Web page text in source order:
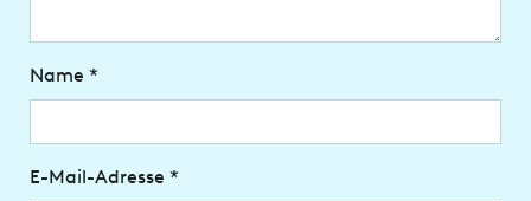
Name *
E-Mail-Adresse *